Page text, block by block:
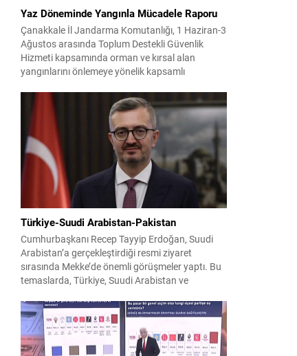
Yaz Döneminde Yangınla Mücadele Raporu
Çanakkale İl Jandarma Komutanlığı, 1 Haziran-3
Ağustos arasında Toplum Destekli Güvenlik
Hizmeti kapsamında orman ve kırsal alan
yangınlarını önlemeye yönelik kapsamlı
görev yapan 178 tim ve 742 personel, sahada
aktif olarak halkı bilinçlendirdi ve denetim
faaliyetleri gerçekleştirdi. Faaliyetler esnasında
bin 315 biçerdöver ve balya...
Türkiye-Suudi Arabistan-Pakistan
Cumhurbaşkanı Recep Tayyip Erdoğan, Suudi
Arabistan’a gerçekleştirdiği resmi ziyaret
sırasında Mekke’de önemli görüşmeler yaptı. Bu
temaslarda, Türkiye, Suudi Arabistan ve
birliği çerçevesi oluşturuldu. Ziyaretin en somut
çıktısı, üç ülkenin imza attığı Mekke Ortak
Savunma Anlaşması oldu. Anlaşma; ortak
güvenlik yaklaşımıyla bölgesel barış, istikrar...